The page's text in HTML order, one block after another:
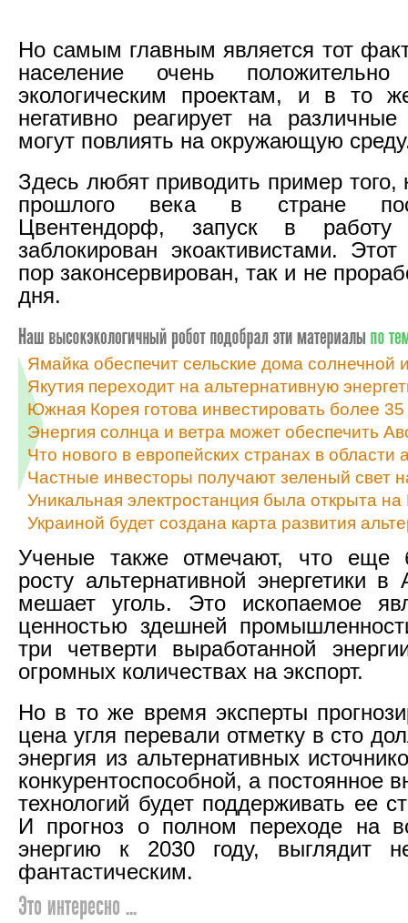
Но самым главным является тот
население очень
экологическим проектам, и в то
негативно реагирует на
могут повлиять на окружающую
Здесь любят приводить пример того,
прошлого века в стране
Цвентендорф, запуск в
заблокирован экоактивистами.
пор законсервирован, так и не
дня.
Ямайка обеспечит сельские дома солнечной
Якутия переходит на альтернативную
Южная Корея готова инвестировать более
Энергия солнца и ветра может обеспечить
Что нового в европейских странах в области
Частные инвесторы получают зеленый свет
Уникальная электростанция была открыта на
Украиной будет создана карта развития
Ученые также отмечают, что еще
росту альтернативной энергетики в
мешает уголь. Это ископаемое
ценностью здешней
три четверти выработанной
огромных количествах на экспорт.
Но в то же время эксперты
цена угля перевали отметку в сто
энергия из альтернативных
конкурентоспособной, а постоянное
технологий будет поддерживать ее
И прогноз о полном переходе на
энергию к 2030 году, выглядит
фантастическим.
Это интересно ...